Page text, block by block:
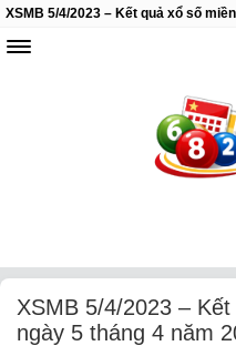
XSMB 5/4/2023 – Kết quả xổ số
XSMB 5/4/2023 –
ngày 5 tháng 4 năm